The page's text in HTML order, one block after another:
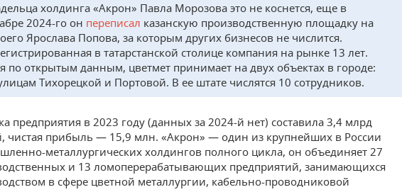
холдинга «Акрон» Павла Морозова это не коснется, еще в
2024-го он переписал казанскую производственную площадку на
Ярослава Попова, за которым других бизнесов не числится.
в татарстанской столице компания на рынке 13 лет.
по открытым данным, цветмет принимает на двух объектах в городе:
Тихорецкой и Портовой. В ее штате числятся 10 сотрудников.
предприятия в 2023 году (данных за 2024-й нет) составила 3,4 млрд
чистая прибыль — 15,9 млн. «Акрон» — один из крупнейших в России
металлургических холдингов полного цикла, он объединяет 27
и 13 ломоперерабатывающих предприятий, занимающихся
в сфере цветной металлургии, кабельно-проводниковой